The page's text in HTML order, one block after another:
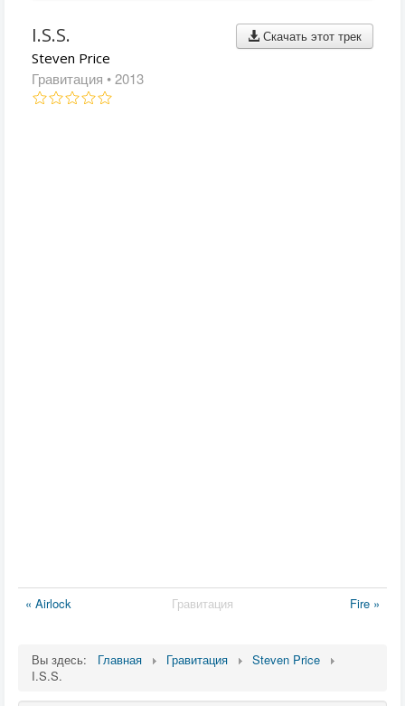
Скачать этот трек
I.S.S.
Steven Price
Гравитация • 2013
« Airlock Гравитация Fire »
Вы здесь: Главная Гравитация
Steven Price
I.S.S.